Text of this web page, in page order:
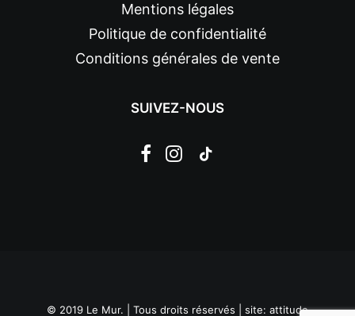
Mentions légales
Politique de confidentialité
Conditions générales de vente
SUIVEZ-NOUS
© 2019 Le Mur. | Tous droits réservés | site: attitude